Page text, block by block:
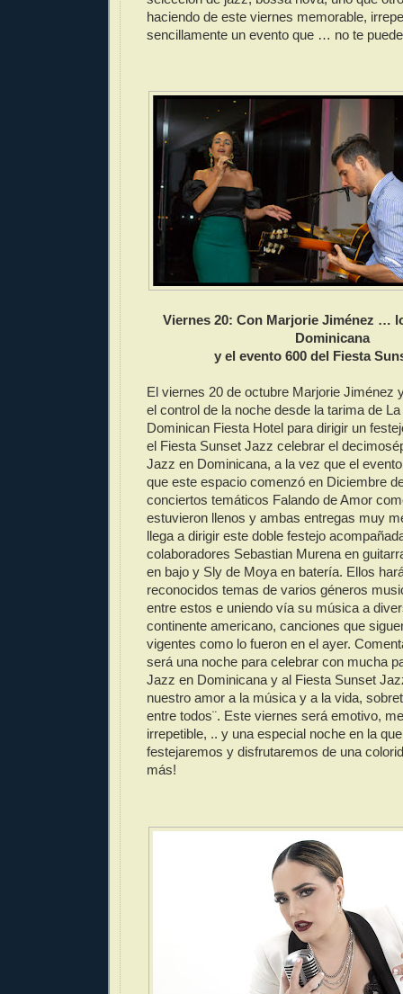
haciendo de este viernes memorable,
sencillamente un evento que … no te
Viernes 20: Con Marjorie Jiménez …
Dominicana
y el evento 600 del Fiesta
El viernes 20 de octubre Marjorie Jiménez
el control de la noche desde la tarima de
Dominican Fiesta Hotel para dirigir un
el Fiesta Sunset Jazz celebrar el
Jazz en Dominicana, a la vez que el
que este espacio comenzó en Diciembre
conciertos temáticos Falando de Amor
estuvieron llenos y ambas entregas muy
llega a dirigir este doble festejo
colaboradores Sebastian Murena en
en bajo y Sly de Moya en batería. Ellos
reconocidos temas de varios géneros
entre estos e uniendo vía su música a
continente americano, canciones que
vigentes como lo fueron en el ayer.
será una noche para celebrar con mucha
Jazz en Dominicana y al Fiesta Sunset
nuestro amor a la música y a la vida,
entre todos¨. Este viernes será emotivo,
irrepetible, .. y una especial noche en la
festejaremos y disfrutaremos de una
más!